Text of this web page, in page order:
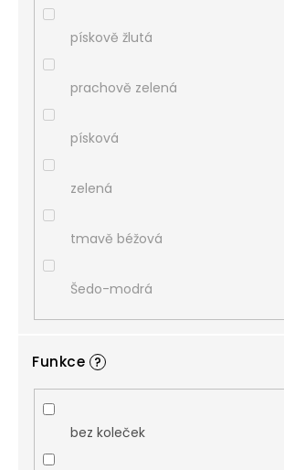
pískově žlutá
prachově zelená
písková
zelená
tmavě béžová
Šedo-modrá
Funkce ?
bez koleček